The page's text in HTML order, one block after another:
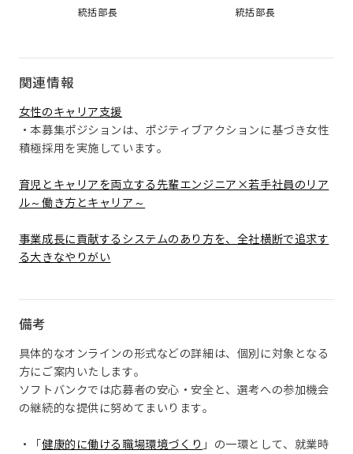
統括部長 統括部長
関連情報
女性のキャリア支援
・本募集ポジションは、ポジティブアクションに基づき女性
積極採用を実施しています。
育児とキャリアを両立する先輩エンジニア×若手社員のリア
ル～働き方とキャリア～
事業成長に貢献するシステムのあり方を、全社横断で追求す
る大きなやりがい
備考
具体的なオンラインの形式などの詳細は、個別に対象となる
方にご案内いたします。
ソフトバンクでは応募者の安心・安全と、選考への参加機会
の継続的な提供に努めてまいります。
・「健康的に働ける職場環境づくり 」の一環として、就業時